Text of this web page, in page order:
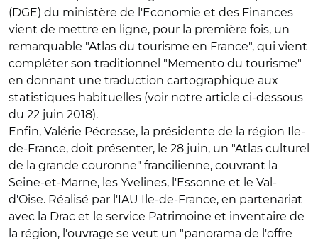
(DGE) du ministère de l'Economie et des Finances
vient de mettre en ligne, pour la première fois, un
remarquable "Atlas du tourisme en France", qui vient
compléter son traditionnel "Memento du tourisme"
en donnant une traduction cartographique aux
statistiques habituelles (voir notre article ci-dessous
du 22 juin 2018).
Enfin, Valérie Pécresse, la présidente de la région Ile-
de-France, doit présenter, le 28 juin, un "Atlas culturel
de la grande couronne" francilienne, couvrant la
Seine-et-Marne, les Yvelines, l'Essonne et le Val-
d'Oise. Réalisé par l'IAU Ile-de-France, en partenariat
avec la Drac et le service Patrimoine et inventaire de
la région, l'ouvrage se veut un "panorama de l'offre